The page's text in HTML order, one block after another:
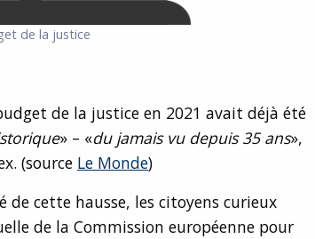
de la justice
de la justice en 2021 avait déjà été
» – «du jamais vu depuis 35 ans»,
(source Le Monde)
cette hausse, les citoyens curieux
de la Commission européenne pour